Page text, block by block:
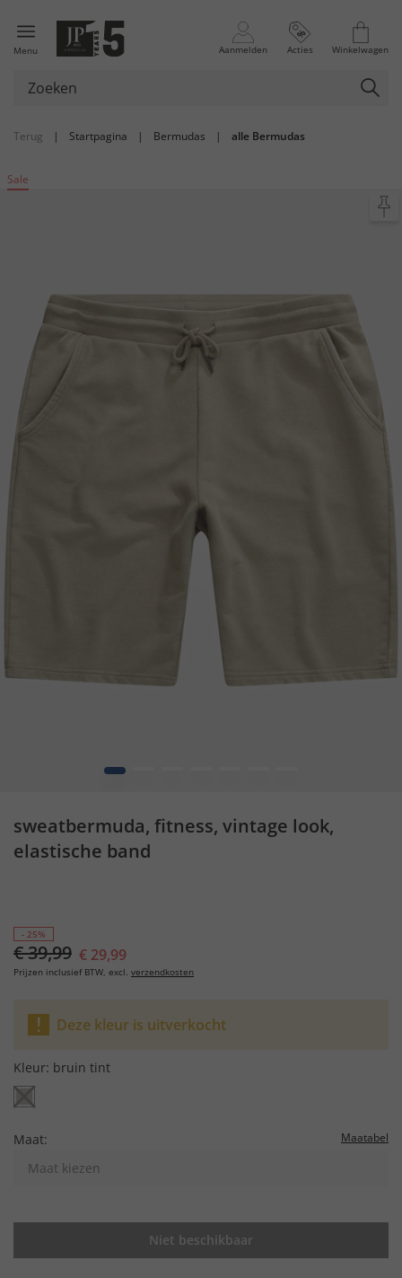
Menu Aanmelden Acties Winkelwagen
Terug | Startpagina | Bermudas | alle Bermudas
Sale
1
sweatbermuda, fitness, vintage look,
elastische band
- 25%
€ 39,99 € 29,99
Prijzen inclusief BTW, excl. verzendkosten
Deze kleur is uitverkocht
Kleur: bruin tint
Maat: Maatabel
Maat kiezen
Niet beschikbaar